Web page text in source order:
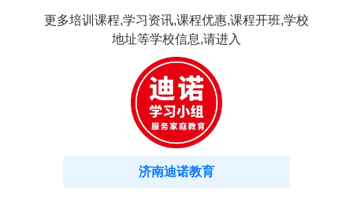
更多培训课程,学习资讯,课程优惠,课程开班,学校
地址等学校信息,请进入
济南迪诺教育